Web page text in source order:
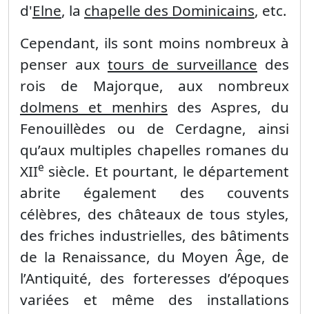
d'Elne, la chapelle des Dominicains, etc.
Cependant, ils sont moins nombreux à
penser aux tours de surveillance des
rois de Majorque, aux nombreux
dolmens et menhirs des Aspres, du
Fenouillèdes ou de Cerdagne, ainsi
qu’aux multiples chapelles romanes du
XIIe siècle. Et pourtant, le département
abrite également des couvents
célèbres, des châteaux de tous styles,
des friches industrielles, des bâtiments
de la Renaissance, du Moyen Âge, de
l’Antiquité, des forteresses d’époques
variées et même des installations